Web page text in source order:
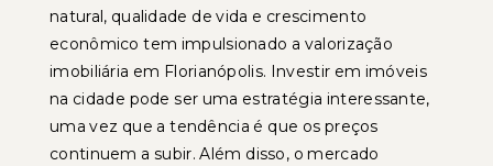
natural, qualidade de vida e crescimento
econômico tem impulsionado a valorização
imobiliária em Florianópolis. Investir em imóveis
na cidade pode ser uma estratégia interessante,
uma vez que a tendência é que os preços
continuem a subir. Além disso, o mercado